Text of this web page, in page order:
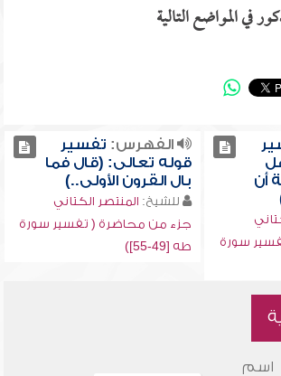
في المواضع التالية
أن
سورة
الفهرس: تفسير
قوله تعالى: (قال فما
بال القرون الأولى..)
للشيخ: المنتصر الكتاني
جزء من محاضرة ( تفسير سورة
طه [49-55])
اسم